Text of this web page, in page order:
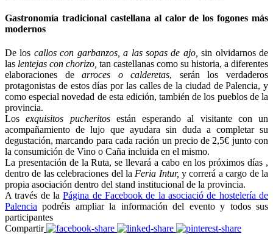
Gastronomía tradicional castellana al calor de los fogones más
modernos
De los callos con garbanzos, a las sopas de ajo, sin olvidarnos de
las lentejas con chorizo, tan castellanas como su historia, a diferentes
elaboraciones dearroces o calderetas, serán los verdaderos
protagonistas de estos días por las calles de la ciudad de Palencia, y
como especial novedad de esta edición, también de los pueblos de la
provincia.
Losexquisitos pucheritosestán esperando al visitante con un
acompañamiento de lujo que ayudara sin duda a completar su
degustación, marcando para cada ración un precio de 2,5€ junto con
la consumición de Vino o Caña incluida en el mismo.
La presentación de la Ruta, se llevará a cabo en los próximos días ,
dentro de las celebraciones del la Feria Intur, y correrá a cargo de la
propia asociación dentro del stand institucional de la provincia.
A través de laPágina de Facebook de la asociació de hostelería de
Palencia podréis ampliar la información del evento y todos sus
participantes
Compartir